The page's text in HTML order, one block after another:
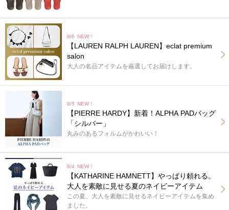
8/6 NEW！
【LAUREN RALPH LAUREN】eclat premium
salon
大人の名品アイテムを厳選してお届けします。
8/5 NEW！
【PIERRE HARDY】新着！ALPHA PADバッグ
「シルバー」
丸みのあるフォルムがかわいい！
8/4 NEW！
【KATHARINE HAMNETT】やっぱり頼れる。
大人を素敵に見せる夏のネイビーアイテム
この夏、大人を素敵に見せるネイビーアイテムを集め
ました。